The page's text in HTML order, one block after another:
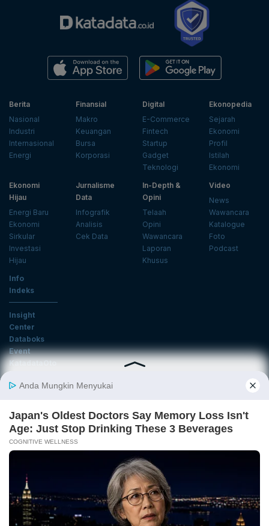
Berita
Nasional
Industri
Internasional
Energi
Finansial
Makro
Keuangan
Bursa
Korporasi
Digital
E-Commerce
Fintech
Startup
Gadget
Teknologi
Ekonopedia
Sejarah
Ekonomi
Profil
Istilah
Ekonomi
Ekonomi
Hijau
Energi Baru
Ekonomi
Sirkular
Investasi
Hijau
Jurnalisme
Data
Infografik
Analisis
Cek Data
In-Depth &
Opini
Telaah
Opini
Wawancara
Laporan
Khusus
Video
News
Wawancara
Katalogue
Foto
Podcast
Info
Indeks
Insight
Center
Databoks
Event
KatadataOto
Email
Daftar
Tentang Katadata Advertising Karier
Pedoman Media Siber
Kebijakan Privasi
Disclaimer
Hubungi Kami